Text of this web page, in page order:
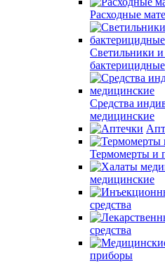
Расходные
Светильники
бактерицидные
Средства
медицинские
Термомерты и
медицинские
средства
средства
приборы